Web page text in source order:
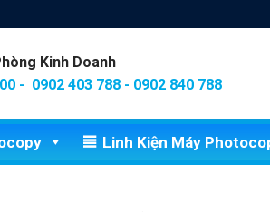
Kinh Doanh
- 0902 403 788 - 0902 840 788
Linh Kiện Máy